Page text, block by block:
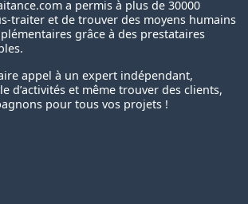
a permis à plus de 30000
traiter et de trouver des moyens humains
grâce à des prestataires
appel à un expert indépendant,
d’activités et même trouver des clients,
pour tous vos projets !